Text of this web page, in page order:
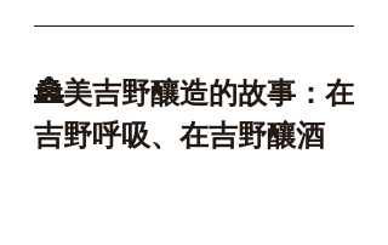
🏯美吉野釀造的故事：在
吉野呼吸、在吉野釀酒